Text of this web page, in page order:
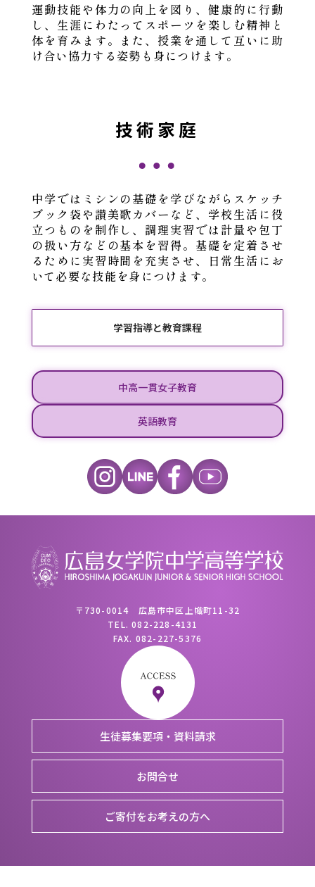
運動技能や体力の向上を図り、健康的に行動
し、生涯にわたってスポーツを楽しむ精神と
体を育みます。また、授業を通して互いに助
け合い協力する姿勢も身につけます。
技術家庭
中学ではミシンの基礎を学びながらスケッチ
ブック袋や讃美歌カバーなど、学校生活に役
立つものを制作し、調理実習では計量や包丁
の扱い方などの基本を習得。基礎を定着させ
るために実習時間を充実させ、日常生活にお
いて必要な技能を身につけます。
学習指導と教育課程
中高一貫女子教育
英語教育
〒730-0014 広島市中区上幟町11-32
TEL.082-228-4131
FAX. 082-227-5376
生徒募集要項・資料請求
お問合せ
ご寄付をお考えの方へ